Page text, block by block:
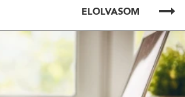
ELOLVASOM